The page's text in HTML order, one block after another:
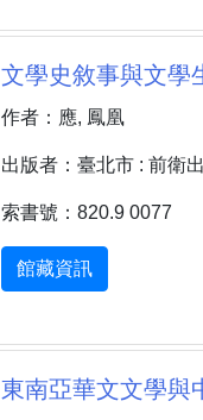
文學史敘事與文學
作者：應, 鳳凰
出版者：臺北市 : 前衛
索書號：820.9 0077
館藏資訊
東南亞華文文學與